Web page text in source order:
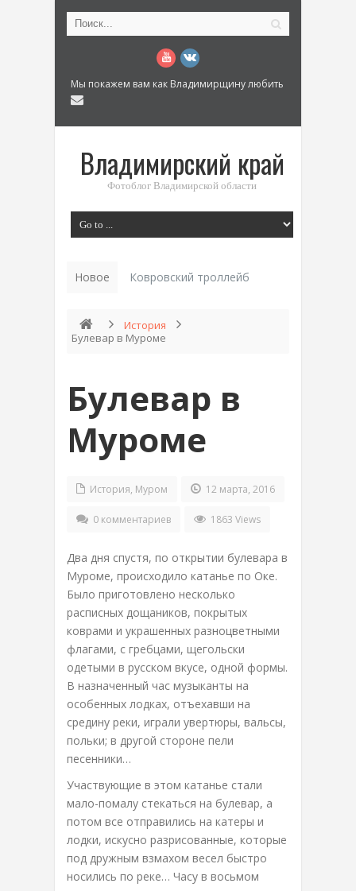
Мы покажем вам как Владимирщину любить
Владимирский край
Фотоблог Владимирской области
Новое Ковровский троллейбус: История
История
Булевар в Муроме
Булевар в
Муроме
История, Муром 12 марта, 2016
0 комментариев 1863 Views
Два дня спустя, по открытии булевара в
Муроме, происходило катанье по Оке.
Было приготовлено несколько
расписных дощаников, покрытых
коврами и украшенных разноцветными
флагами, с гребцами, щегольски
одетыми в русском вкусе, одной формы.
В назначенный час музыканты на
особенных лодках, отъехавши на
средину реки, играли увертюры, вальсы,
польки; в другой стороне пели
песенники…
Участвующие в этом катанье стали
мало-помалу стекаться на булевар, а
потом все отправились на катеры и
лодки, искусно разрисованные, которые
под дружным взмахом весел быстро
носились по реке… Часу в восьмом